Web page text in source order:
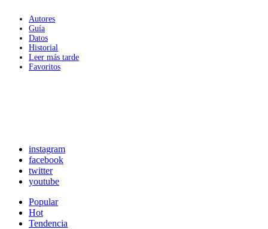
Autores
Guía
Datos
Historial
Leer más tarde
Favoritos
instagram
facebook
twitter
youtube
Popular
Hot
Tendencia